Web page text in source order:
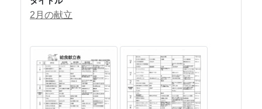
2月の献立